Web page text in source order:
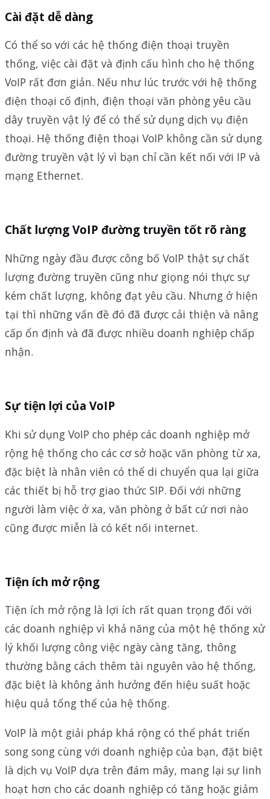
Cài đặt dễ dàng
Có thể so với các hệ thống điện thoại truyền
thống, việc cài đặt và định cấu hình cho hệ thống
VoIP rất đơn giản. Nếu như lúc trước với hệ thống
điện thoại cố định, điện thoại văn phòng yêu cầu
dây truyền vật lý để có thể sử dụng dịch vụ điện
thoại. Hệ thống điện thoại VoIP không cần sử dụng
đường truyền vật lý vì bạn chỉ cần kết nối với IP và
mạng Ethernet.
Chất lượng VoIP đường truyền tốt rõ ràng
Những ngày đầu được công bố VoIP thật sự chất
lượng đường truyền cũng như giọng nói thực sự
kém chất lượng, không đạt yêu cầu. Nhưng ở hiện
tại thì những vấn đề đó đã được cải thiện và nâng
cấp ổn định và đã được nhiều doanh nghiệp chấp
nhận.
Sự tiện lợi của VoIP
Khi sử dụng VoIP cho phép các doanh nghiệp mở
rộng hệ thống cho các cơ sở hoặc văn phòng từ xa,
đặc biệt là nhân viên có thể di chuyển qua lại giữa
các thiết bị hỗ trợ giao thức SIP. Đối với những
người làm việc ở xa, văn phòng ở bất cứ nơi nào
cũng được miễn là có kết nối internet.
Tiện ích mở rộng
Tiện ích mở rộng là lợi ích rất quan trọng đối với
các doanh nghiệp vì khả năng của một hệ thống xử
lý khối lượng công việc ngày càng tăng, thông
thường bằng cách thêm tài nguyên vào hệ thống,
đặc biệt là không ảnh hưởng đến hiệu suất hoặc
hiệu quả tổng thể của hệ thống.
VoIP là một giải pháp khá rộng có thể phát triển
song song cùng với doanh nghiệp của bạn, đặt biệt
là dịch vụ VoIP dựa trên đám mây, mang lại sự linh
hoạt hơn cho các doanh nghiệp có tăng hoặc giảm